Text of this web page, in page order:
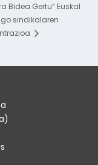
Bidea Gertu” Euskal
sindikalaren